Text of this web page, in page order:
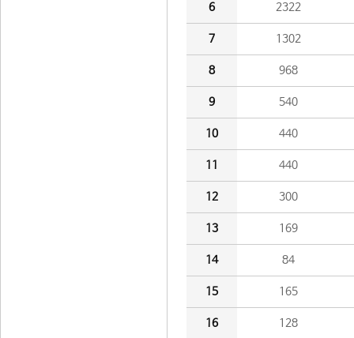
6 2322
7 1302
8 968
9 540
10 440
11 440
12 300
13 169
14 84
15 165
16 128